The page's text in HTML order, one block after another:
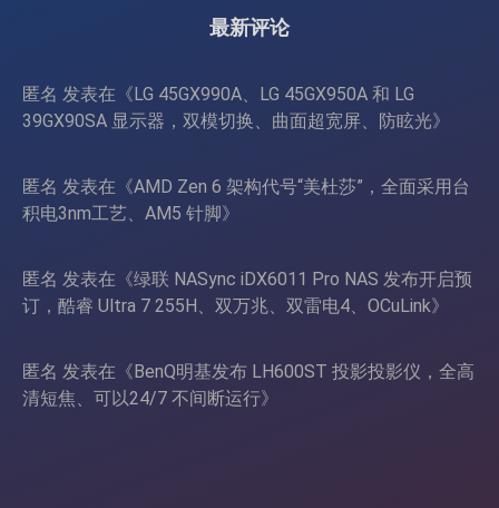
最新评论
匿名 发表在《 LG 45GX990A、LG 45GX950A 和 LG
39GX90SA 显示器，双模切换、曲面超宽屏、防眩光》
匿名 发表在《AMD Zen 6 架构代号“美杜莎”，全面采用台
积电3nm工艺、AM5 针脚》
匿名 发表在《绿联 NASync iDX6011 Pro NAS 发布开启预
订，酷睿 Ultra 7 255H、双万兆、双雷电4、OCuLink》
匿名 发表在《 BenQ明基发布 LH600ST 投影投影仪，全高
清短焦、可以24/7 不间断运行》